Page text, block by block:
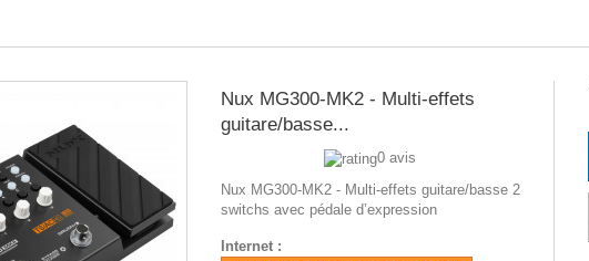
Nux MG300-MK2 - Multi-effets
guitare/basse...
0 avis
Nux MG300-MK2 - Multi-effets guitare/basse 2
switchs avec pédale d’expression
Internet :